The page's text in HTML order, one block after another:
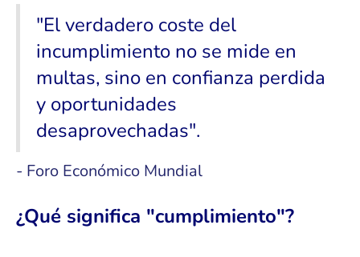
"El verdadero coste del
incumplimiento no se mide en
multas, sino en confianza perdida
y oportunidades
desaprovechadas".
- Foro Económico Mundial
¿Qué significa "cumplimiento"?